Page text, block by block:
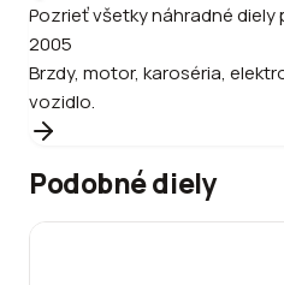
Pozrieť všetky náhradné diely
2005
Brzdy, motor, karoséria,
vozidlo.
Podobné diely